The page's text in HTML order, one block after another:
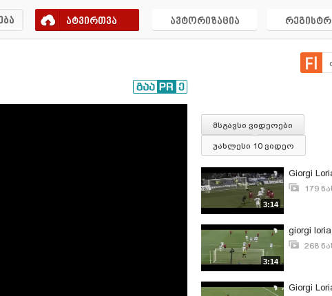
ატვირთვა ავტორიზაცია
მსგავსი ვიდეოები
უახლესი 10 ვიდეო
3:14
Giorgi
179
3:14
giorgi
268
Giorgi